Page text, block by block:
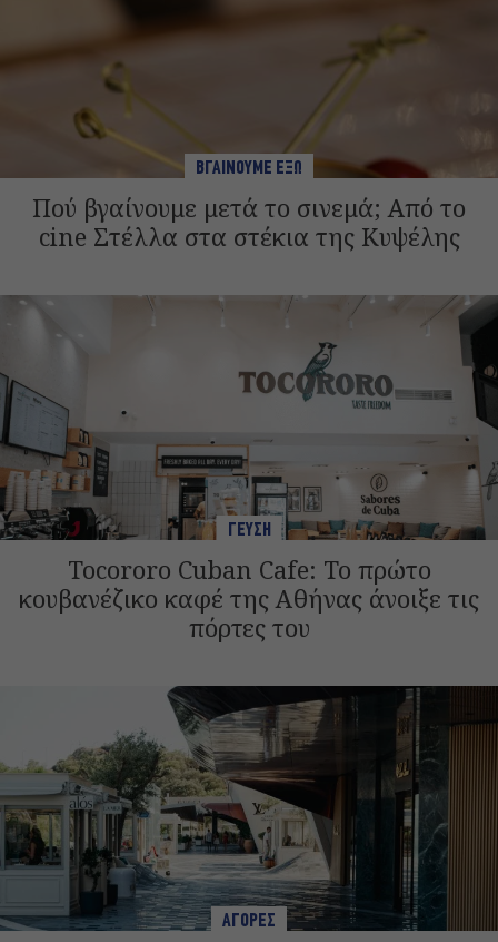
ΒΓΑΙΝΟΥΜΕ ΕΞΩ
Πού βγαίνουμε μετά το σινεμά; Από το
cine Στέλλα στα στέκια της Κυψέλης
ΓΕΥΣΗ
Tocororo Cuban Cafe: Το πρώτο
κουβανέζικο καφέ της Αθήνας άνοιξε τις
πόρτες του
ΑΓΟΡΕΣ